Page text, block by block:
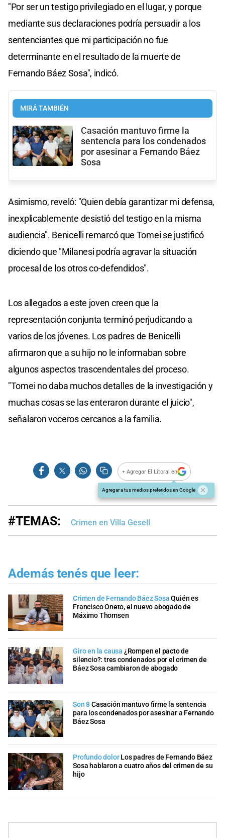
"Por ser un testigo privilegiado en el lugar, y porque
mediante sus declaraciones podría persuadir a los
sentenciantes que mi participación no fue
determinante en el resultado de la muerte de
Fernando Báez Sosa", indicó.
MIRÁ TAMBIÉN
Casación mantuvo firme la
sentencia para los condenados
por asesinar a Fernando Báez
Sosa
Asimismo, reveló: "Quien debía garantizar mi defensa,
inexplicablemente desistió del testigo en la misma
audiencia". Benicelli remarcó que Tomei se justificó
diciendo que "Milanesi podría agravar la situación
procesal de los otros co-defendidos".
Los allegados a este joven creen que la
representación conjunta terminó perjudicando a
varios de los jóvenes. Los padres de Benicelli
afirmaron que a su hijo no le informaban sobre
algunos aspectos trascendentales del proceso.
"Tomei no daba muchos detalles de la investigación y
muchas cosas se las enteraron durante el juicio",
señalaron voceros cercanos a la familia.
+ Agregar El Litoral en
Agregar a tus medios preferidos en Google
#TEMAS: Crimen en Villa Gesell
Además tenés que leer:
Crimen de Fernando Báez Sosa Quién es
Francisco Oneto, el nuevo abogado de
Máximo Thomsen
Giro en la causa ¿Rompen el pacto de
silencio?: tres condenados por el crimen de
Báez Sosa cambiaron de abogado
Son 8Casación mantuvo firme la sentencia
para los condenados por asesinar a Fernando
Báez Sosa
Profundo dolor Los padres de Fernando Báez
Sosa hablaron a cuatro años del crimen de su
hijo